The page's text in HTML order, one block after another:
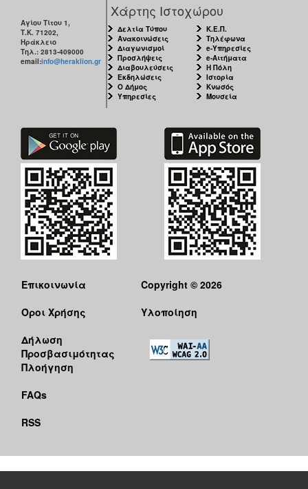
Αγίου Τίτου 1,
Τ.Κ. 71202,
Ηράκλειο
Τηλ.: 2813-409000
email:info@heraklion.gr
Χάρτης Ιστοχώρου
Δελτία Τύπου
Ανακοινώσεις
Διαγωνισμοί
Προσλήψεις
Διαβουλεύσεις
Εκδηλώσεις
Ο Δήμος
Υπηρεσίες
Κ.Ε.Π.
Τηλέφωνα
e-Υπηρεσίες
e-Αιτήματα
Η Πόλη
Ιστορία
Κνωσός
Μουσεία
Επικοινωνία
Όροι Χρήσης
Δήλωση
Προσβασιμότητας
Πλοήγηση
FAQs
RSS
Copyright © 2026
Υλοποίηση